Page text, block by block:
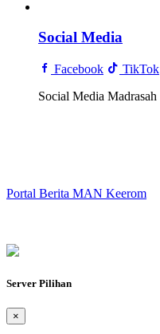
Social Media
Facebook TikTok
Social Media Madrasah
Portal Berita MAN Keerom
Server Pilihan
×